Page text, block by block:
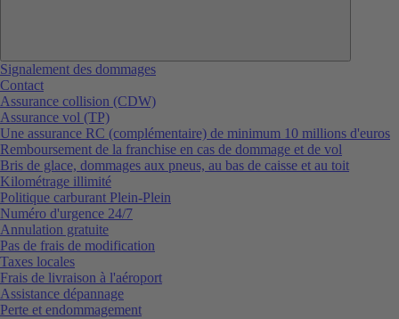
Signalement des dommages
Contact
Assurance collision (CDW)
Assurance vol (TP)
Une assurance RC (complémentaire) de minimum 10 millions d'euros
Remboursement de la franchise en cas de dommage et de vol
Bris de glace, dommages aux pneus, au bas de caisse et au toit
Kilométrage illimité
Politique carburant Plein-Plein
Numéro d'urgence 24/7
Annulation gratuite
Pas de frais de modification
Taxes locales
Frais de livraison à l'aéroport
Assistance dépannage
Perte et endommagement